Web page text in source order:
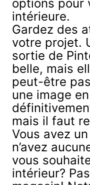
options pour
intérieure.
Gardez des
votre projet.
sortie de
belle, mais
peut-être
une image
mais il faut
Vous avez
n’avez
vous
intérieur?